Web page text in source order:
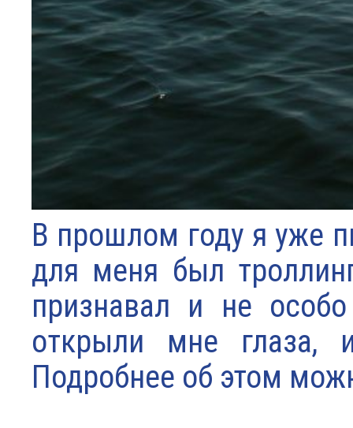
В прошлом году я уже
для меня был
признавал и не
открыли мне глаза,
Подробнее об этом